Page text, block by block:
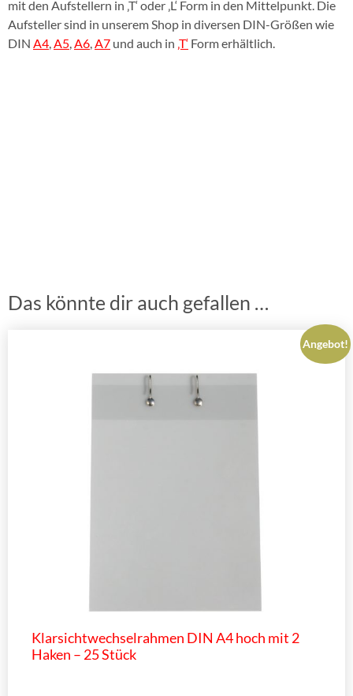
mit den Aufstellern in ‚T‘ oder ‚L‘ Form in den Mittelpunkt. Die
Aufsteller sind in unserem Shop in diversen DIN-Größen wie
DIN A4,A5,A6,A7 und auch in ‚T‘ Form erhältlich.
Das könnte dir auch gefallen …
Angebot!
Klarsichtwechselrahmen DIN A4 hoch mit 2
Haken – 25 Stück